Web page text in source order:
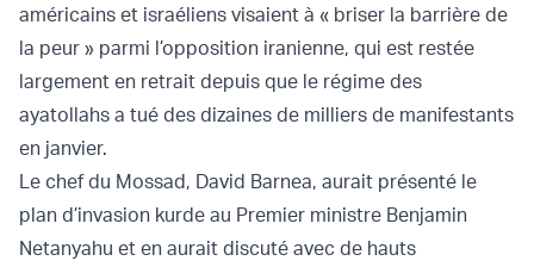
américains et israéliens visaient à « briser la barrière de
la peur » parmi l’opposition iranienne, qui est restée
largement en retrait depuis que le régime des
ayatollahs a tué des dizaines de milliers de manifestants
en janvier.
Le chef du Mossad, David Barnea, aurait présenté le
plan d’invasion kurde au Premier ministre Benjamin
Netanyahu et en aurait discuté avec de hauts